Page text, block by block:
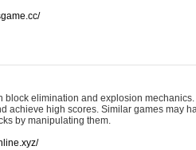
block elimination and explosion
achieve high scores. Similar games may
by manipulating them.